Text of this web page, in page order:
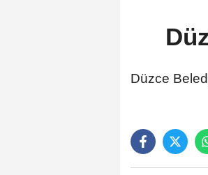
Düzce